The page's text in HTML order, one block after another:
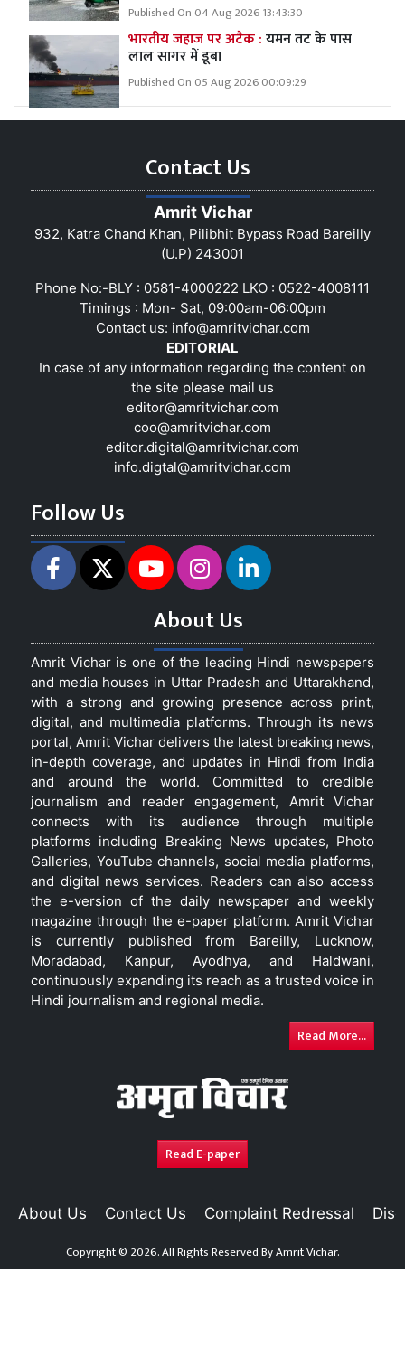
Published On 04 Aug 2026 13:43:30
भारतीय जहाज पर अटैक :यमन तट के पास
लाल सागर में डूबा
Published On 05 Aug 2026 00:09:29
Contact Us
Amrit Vichar
932, Katra Chand Khan, Pilibhit Bypass Road Bareilly
(U.P) 243001
Phone No:-BLY : 0581-4000222 LKO : 0522-4008111
Timings : Mon- Sat, 09:00am-06:00pm
Contact us: info@amritvichar.com
EDITORIAL
In case of any information regarding the content on
the site please mail us
editor@amritvichar.com
coo@amritvichar.com
editor.digital@amritvichar.com
info.digtal@amritvichar.com
Follow Us
About Us
Amrit Vichar is one of the leading Hindi newspapers
and media houses in Uttar Pradesh and Uttarakhand,
with a strong and growing presence across print,
digital, and multimedia platforms. Through its news
portal, Amrit Vichar delivers the latest breaking news,
in-depth coverage, and updates in Hindi from India
and around the world. Committed to credible
journalism and reader engagement, Amrit Vichar
connects with its audience through multiple
platforms including Breaking News updates, Photo
Galleries, YouTube channels, social media platforms,
and digital news services. Readers can also access
the e-version of the daily newspaper and weekly
magazine through the e-paper platform. Amrit Vichar
is currently published from Bareilly, Lucknow,
Moradabad, Kanpur, Ayodhya, and Haldwani,
continuously expanding its reach as a trusted voice in
Hindi journalism and regional media.
Read More...
Read E-paper
About Us Contact Us Complaint Redressal
Copyright © 2026. All Rights Reserved ByAmrit Vichar.